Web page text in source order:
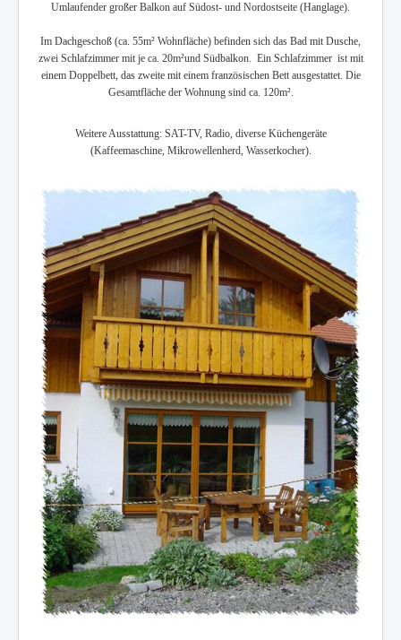
Umlaufender großer Balkon auf Südost- und Nordostseite (Hanglage).
Im Dachgeschoß (ca. 55m² Wohnfläche) befinden sich das Bad mit Dusche,
zwei Schlafzimmer mit je ca. 20m²und Südbalkon. Ein Schlafzimmer ist mit
einem Doppelbett, das zweite mit einem französischen Bett ausgestattet. Die
Gesamtfläche der Wohnung sind ca. 120m².
Weitere Ausstattung: SAT-TV, Radio, diverse Küchengeräte
(Kaffeemaschine, Mikrowellenherd, Wasserkocher).